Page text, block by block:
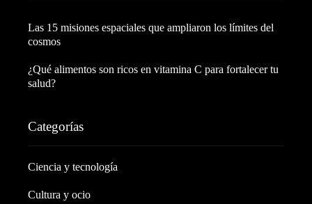
Las 15 misiones espaciales que ampliaron los límites del
cosmos
¿Qué alimentos son ricos en vitamina C para fortalecer tu
salud?
Categorías
Ciencia y tecnología
Cultura y ocio